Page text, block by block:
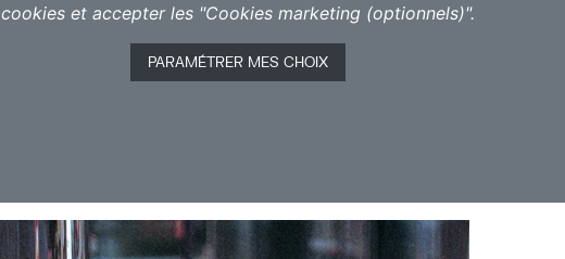
cookies et accepter les "Cookies marketing (optionnels)".
PARAMÉTRER MES CHOIX